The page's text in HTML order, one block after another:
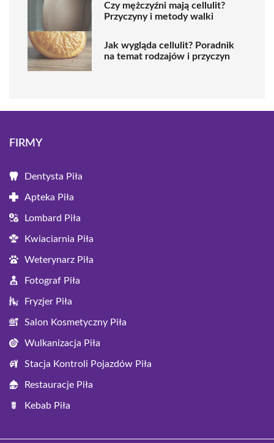
Czy mężczyźni mają cellulit?
Przyczyny i metody walki
Jak wygląda cellulit? Poradnik
na temat rodzajów i przyczyn
FIRMY
Dentysta Piła
Apteka Piła
Lombard Piła
Kwiaciarnia Piła
Weterynarz Piła
Fotograf Piła
Fryzjer Piła
Salon Kosmetyczny Piła
Wulkanizacja Piła
Stacja Kontroli Pojazdów Piła
Restauracje Piła
Kebab Piła